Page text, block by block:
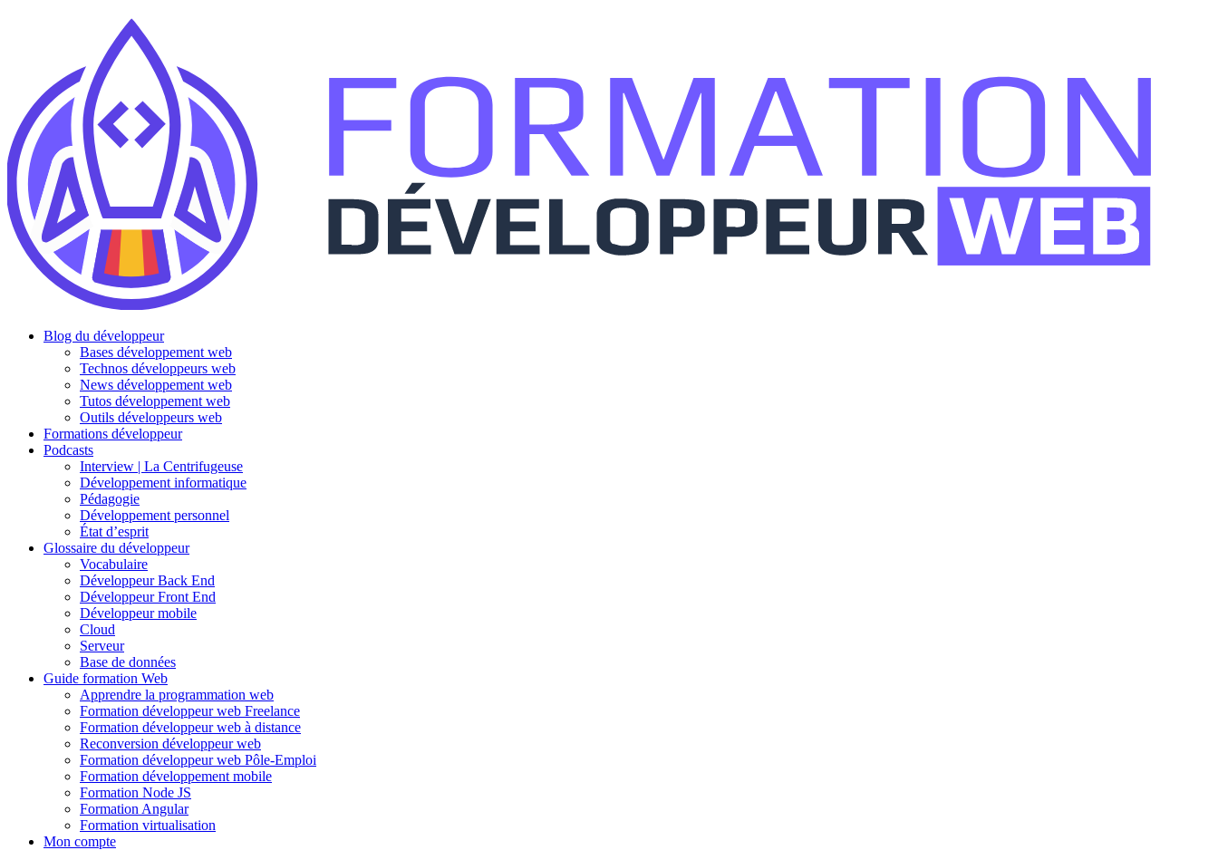
Blog du développeur
Bases développement web
Technos développeurs web
News développement web
Tutos développement web
Outils développeurs web
Formations développeur
Podcasts
Interview | La Centrifugeuse
Développement informatique
Pédagogie
Développement personnel
État d’esprit
Glossaire du développeur
Vocabulaire
Développeur Back End
Développeur Front End
Développeur mobile
Cloud
Serveur
Base de données
Guide formation Web
Apprendre la programmation web
Formation développeur web Freelance
Formation développeur web à distance
Reconversion développeur web
Formation développeur web Pôle-Emploi
Formation développement mobile
Formation Node JS
Formation Angular
Formation virtualisation
Mon compte